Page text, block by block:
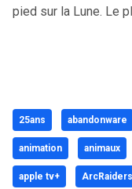
pied sur la Lune. Le
25ans abandonware
animation animaux
apple tv+ ArcRaiders